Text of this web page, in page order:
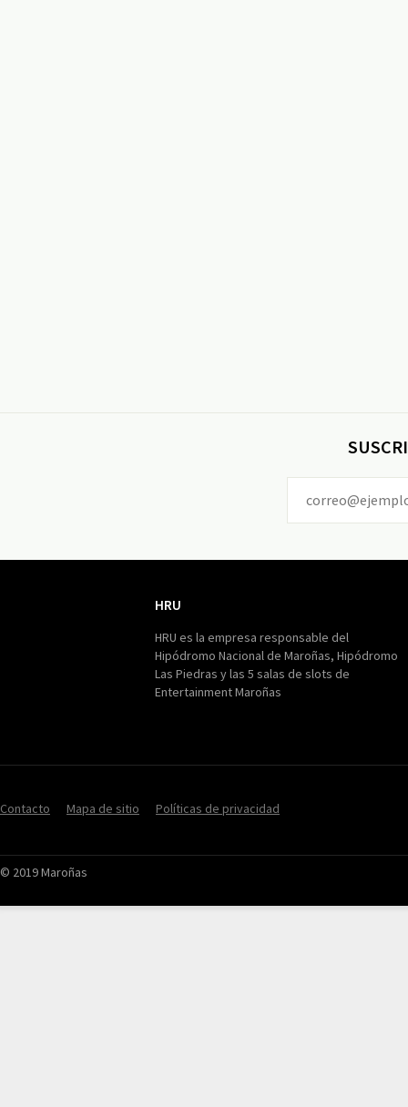
HRU
HRU es la empresa responsable del
Hipódromo Nacional de Maroñas, Hipódromo
Las Piedras y las 5 salas de slots de
Entertainment Maroñas
Contacto Mapa de sitio Políticas de privacidad
© 2019 Maroñas